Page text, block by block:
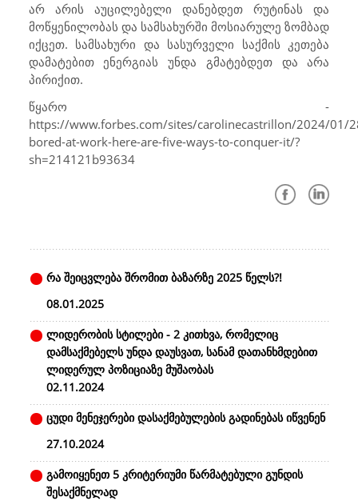
არ არის აუცილებელი დანებდეთ რუტინას და
მოწყენილობას და სამსახურში მოსიარულე ზომბად
იქცეთ. სამსახური და სასურველი საქმის კეთება
დამატებით ენერგიას უნდა გმატებდეთ და არა
პირიქით.
წყარო -
https://www.forbes.com/sites/carolinecastrillon/2024/01/
bored-at-work-here-are-five-ways-to-conquer-it/?
sh=214121b93634
რა შეიცვლება შრომით ბაზარზე 2025 წელს?!
08.01.2025
ლიდერობის სტილები - 2 კითხვა, რომელიც
დამსაქმებელს უნდა დაუსვათ, სანამ დათანხმდებით
ლიდერულ პოზიციაზე მუშაობას
02.11.2024
ცუდი მენეჯერები დასაქმებულების გადინებას იწვენენ
27.10.2024
გამოიყენეთ 5 კრიტერიუმი წარმატებული გუნდის
შესაქმნელად